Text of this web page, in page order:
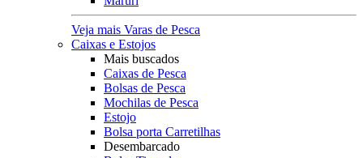
Veja mais Varas de Pesca
Caixas e Estojos
Mais buscados
Caixas de Pesca
Bolsas de Pesca
Mochilas de Pesca
Estojo
Bolsa porta Carretilhas
Desembarcado